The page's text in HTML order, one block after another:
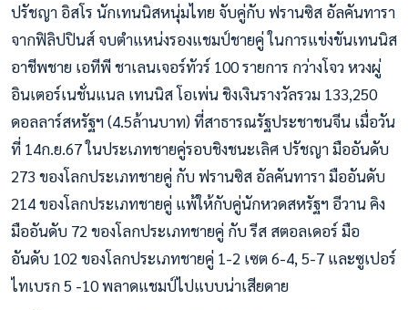
ปรัชญา อิสโร นักเทนนิสหนุ่มไทย จับคู่กับ ฟรานซิส อัลคันทารา
จากฟิลิปปินส์ จบตำแหน่งรองแชมป์ชายคู่ ในการแข่งขันเทนนิส
อาชีพชาย เอทีพี ชาเลนเจอร์ทัวร์ 100 รายการ กว่างโจว หวงผู่
อินเตอร์เนชั่นแนล เทนนิส โอเพ่น ชิงเงินรางวัลรวม 133,250
ดอลลาร์สหรัฐฯ (4.5ล้านบาท) ที่สาธารณรัฐประชาชนจีน เมื่อวัน
ที่ 14ก.ย.67 ในประเภทชายคู่รอบชิงชนะเลิศ ปรัชญา มืออันดับ
273 ของโลกประเภทชายคู่ กับ ฟรานซิส อัลคันทารา มืออันดับ
214 ของโลกประเภทชายคู่ แพ้ให้กับคู่นักหวดสหรัฐฯ อีวาน คิง
มืออันดับ 72 ของโลกประเภทชายคู่ กับ รีส สตอลเดอร์ มือ
อันดับ 102 ของโลกประเภทชายคู่ 1-2 เซต 6-4, 5-7 และซูเปอร์
ไทเบรก 5 -10 พลาดแชมป์ไปแบบน่าเสียดาย